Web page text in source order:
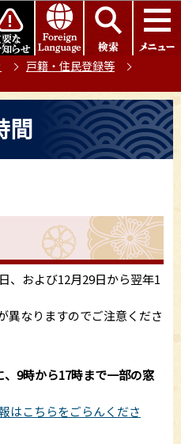
本文へ移動
戸籍・住民登録等
間
、および12月29日から翌年1
異なりますのでご注意くださ
、9時から17時まで一部の窓
はこちらをごらんくださ